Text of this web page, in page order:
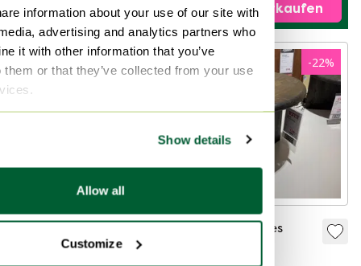
information about your use of our site with
advertising and analytics partners who
it with other information that you’ve
them or that they’ve collected from your use
Show details
Allow all
Customize
Kuratiert
Jetzt verkaufen
-
Leoti Groot –
Braunes Mangoholz
-22%
Leoti – Braunes